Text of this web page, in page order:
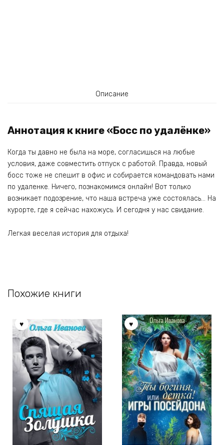
Описание
Аннотация к книге «Босс по удалёнке»
Когда ты давно не была на море, согласишься на любые
условия, даже совместить отпуск с работой. Правда, новый
босс тоже не спешит в офис и собирается командовать нами
по удаленке. Ничего, познакомимся онлайн! Вот только
возникает подозрение, что наша встреча уже состоялась… На
курорте, где я сейчас нахожусь. И сегодня у нас свидание.
Легкая веселая история для отдыха!
Похожие книги